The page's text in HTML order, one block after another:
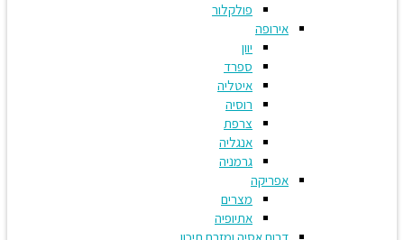
פולקלור
אירופה
ספרד
איטליה
רוסיה
צרפת
אנגליה
גרמניה
אפריקה
מצרים
אתיופיה